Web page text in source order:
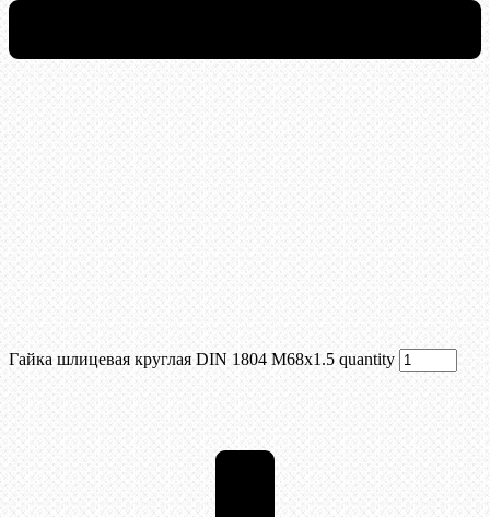
Гайка шлицевая круглая DIN 1804 М68х1.5 quantity